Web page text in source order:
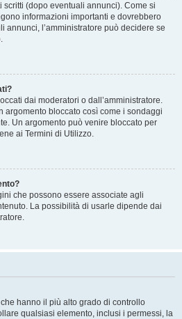
(dopo eventuali annunci). Come si
informazioni importanti e dovrebbero
annunci, l’amministratore può decidere se
dai moderatori o dall’amministratore.
argomento bloccato così come i sondaggi
Un argomento può venire bloccato per
ai Termini di Utilizzo.
che possono essere associate agli
La possibilità di usarle dipende dai
hanno il più alto grado di controllo
qualsiasi elemento, inclusi i permessi, la